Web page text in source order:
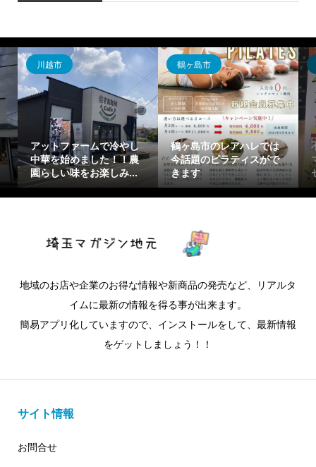
川越市
アットファームで冷やし
中華を始めました！！農
園らしい味をお楽しみ...
鶴ヶ島市
鶴ヶ島市のレアハレでは
今話題のピラティスがで
きます
地域のお店や企業のお得な情報や新商品の発売など、リアルタ
イムに最新の情報を得る事が出来ます。
簡易アプリ化していますので、インストールをして、最新情報
をゲットしましょう！！
サイト情報
お問合せ